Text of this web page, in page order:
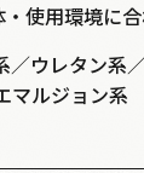
使用環境に
／ウレタン系
マルジョン系